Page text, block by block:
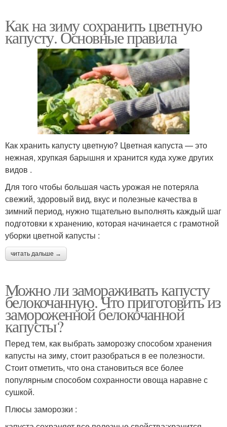
Как на зиму сохранить цветную
капусту. Основные правила
Как хранить капусту цветную? Цветная капуста — это
нежная, хрупкая барышня и хранится куда хуже других
видов .
Для того чтобы большая часть урожая не потеряла
свежий, здоровый вид, вкус и полезные качества в
зимний период, нужно тщательно выполнять каждый шаг
подготовки к хранению, которая начинается с грамотной
уборки цветной капусты :
читать дальше →
Можно ли замораживать капусту
белокочанную. Что приготовить из
замороженной белокочанной
капусты?
Перед тем, как выбрать заморозку способом хранения
капусты на зиму, стоит разобраться в ее полезности.
Стоит отметить, что она становиться все более
популярным способом сохранности овоща наравне с
сушкой.
Плюсы заморозки :